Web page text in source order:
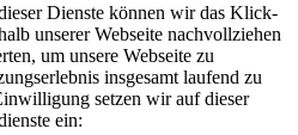
Dienste können wir das Klick-
unserer Webseite nachvollziehen
um unsere Webseite zu
insgesamt laufend zu
setzen wir auf dieser
ein: